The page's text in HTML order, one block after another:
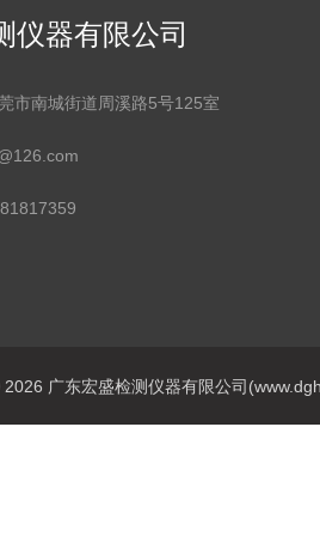
仪器有限公司
市南城街道周溪路5号125室
2026 广东宏盛检测仪器有限公司